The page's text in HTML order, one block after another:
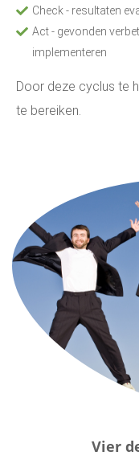
Check - resultaten
Act - gevonden
implementeren
Door deze cyclus te
te bereiken.
Vier